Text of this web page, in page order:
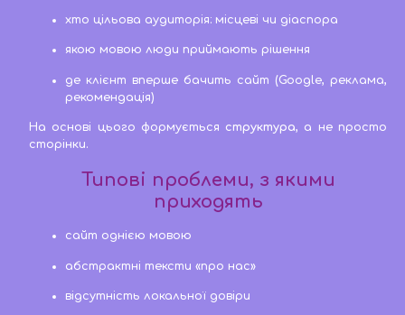
хто цільова аудиторія: місцеві чи діаспора
якою мовою люди приймають рішення
де клієнт вперше бачить сайт (Google, реклама,
рекомендація)
На основі цього формується структура, а не просто
сторінки.
Типові проблеми, з якими
приходять
сайт однією мовою
абстрактні тексти «про нас»
відсутність локальної довіри